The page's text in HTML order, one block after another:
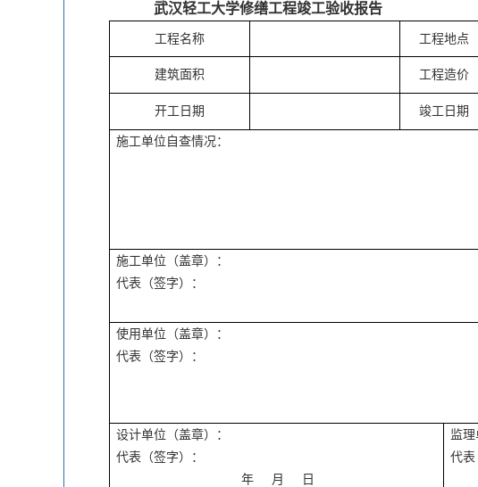
武汉轻工大学修缮工程竣工验收报告
工程名称 工程地点
建筑面积 工程造价
开工日期 竣工日期
施工单位自查情况：
施工单位（盖章）：
代表（签字）：
使用单位（盖章）：
代表（签字）：
设计单位（盖章）：
代表（签字）：
年 月 日
监理
代表